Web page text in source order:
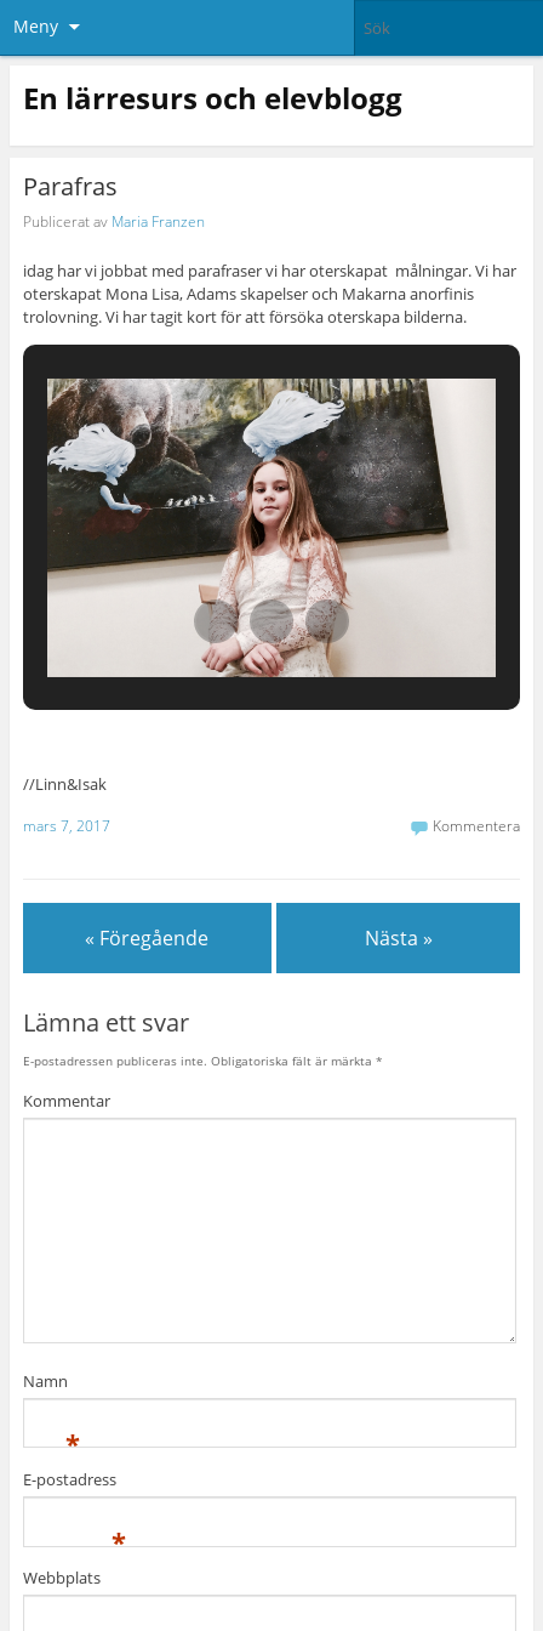
Meny
En lärresurs och elevblogg
Parafras
Publicerat av Maria Franzen
idag har vi jobbat med parafraser vi har oterskapat målningar. Vi har
oterskapat Mona Lisa, Adams skapelser och Makarna anorfinis
trolovning. Vi har tagit kort för att försöka oterskapa bilderna.
//Linn&Isak
mars 7, 2017 Kommentera
« Föregående Nästa »
Lämna ett svar
E-postadressen publiceras inte. Obligatoriska fält är märkta *
Kommentar
Namn
*
E-postadress
*
Webbplats